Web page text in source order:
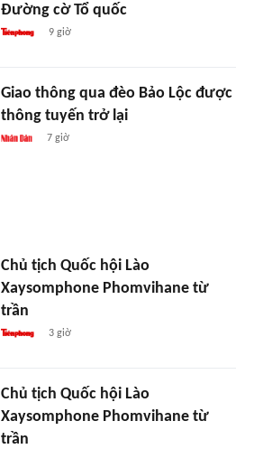
Đường cờ Tổ quốc
9 giờ
Giao thông qua đèo Bảo Lộc được
thông tuyến trở lại
7 giờ
Chủ tịch Quốc hội Lào
Xaysomphone Phomvihane từ
trần
3 giờ
Chủ tịch Quốc hội Lào
Xaysomphone Phomvihane từ
trần